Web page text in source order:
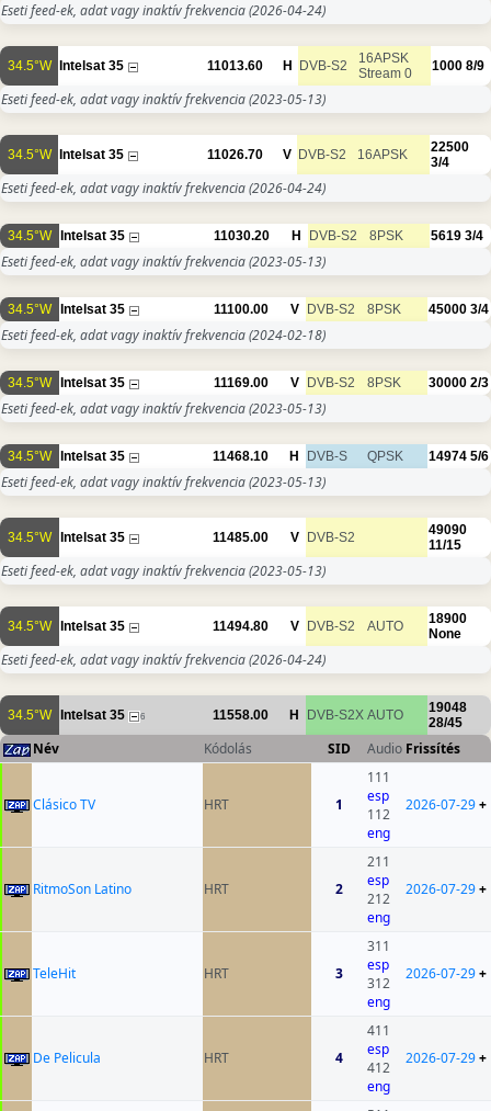
Eseti feed-ek, adat vagy inaktív frekvencia(2026-04-24)
34.5°W Intelsat 35 11013.60 H DVB-S2
16APSK
Stream 0
1000 8/9
Eseti feed-ek, adat vagy inaktív frekvencia(2023-05-13)
34.5°W Intelsat 35 11026.70 V DVB-S2 16APSK
22500
3/4
Eseti feed-ek, adat vagy inaktív frekvencia(2026-04-24)
34.5°W Intelsat 35 11030.20 H DVB-S2 8PSK 5619 3/4
Eseti feed-ek, adat vagy inaktív frekvencia(2023-05-13)
34.5°W Intelsat 35 11100.00 V DVB-S2 8PSK 45000 3/4
Eseti feed-ek, adat vagy inaktív frekvencia(2024-02-18)
34.5°W Intelsat 35 11169.00 V DVB-S2 8PSK 30000 2/3
Eseti feed-ek, adat vagy inaktív frekvencia(2023-05-13)
34.5°W Intelsat 35 11468.10 H DVB-S QPSK 14974 5/6
Eseti feed-ek, adat vagy inaktív frekvencia(2023-05-13)
34.5°W Intelsat 35 11485.00 V DVB-S2
49090
11/15
Eseti feed-ek, adat vagy inaktív frekvencia(2023-05-13)
34.5°W Intelsat 35 11494.80 V DVB-S2 AUTO
18900
None
Eseti feed-ek, adat vagy inaktív frekvencia(2026-04-24)
34.5°W Intelsat 35 6 11558.00 H DVB-S2X AUTO
19048
28/45
Név Kódolás SID Audio Frissítés
Clásico TV HRT 1
111
esp
112
eng
2026-07-29+
RitmoSon Latino HRT 2
211
esp
212
eng
2026-07-29+
TeleHit HRT 3
311
esp
312
eng
2026-07-29+
De Pelicula HRT 4
411
esp
412
eng
2026-07-29+